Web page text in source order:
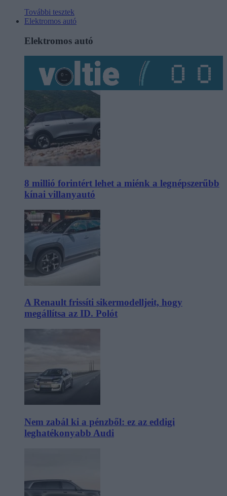
További tesztek
Elektromos autó
Elektromos autó
8 millió forintért lehet a miénk a legnépszerűbb
kínai villanyautó
A Renault frissíti sikermodelljeit, hogy
megállítsa az ID. Polót
Nem zabál ki a pénzből: ez az eddigi
leghatékonyabb Audi